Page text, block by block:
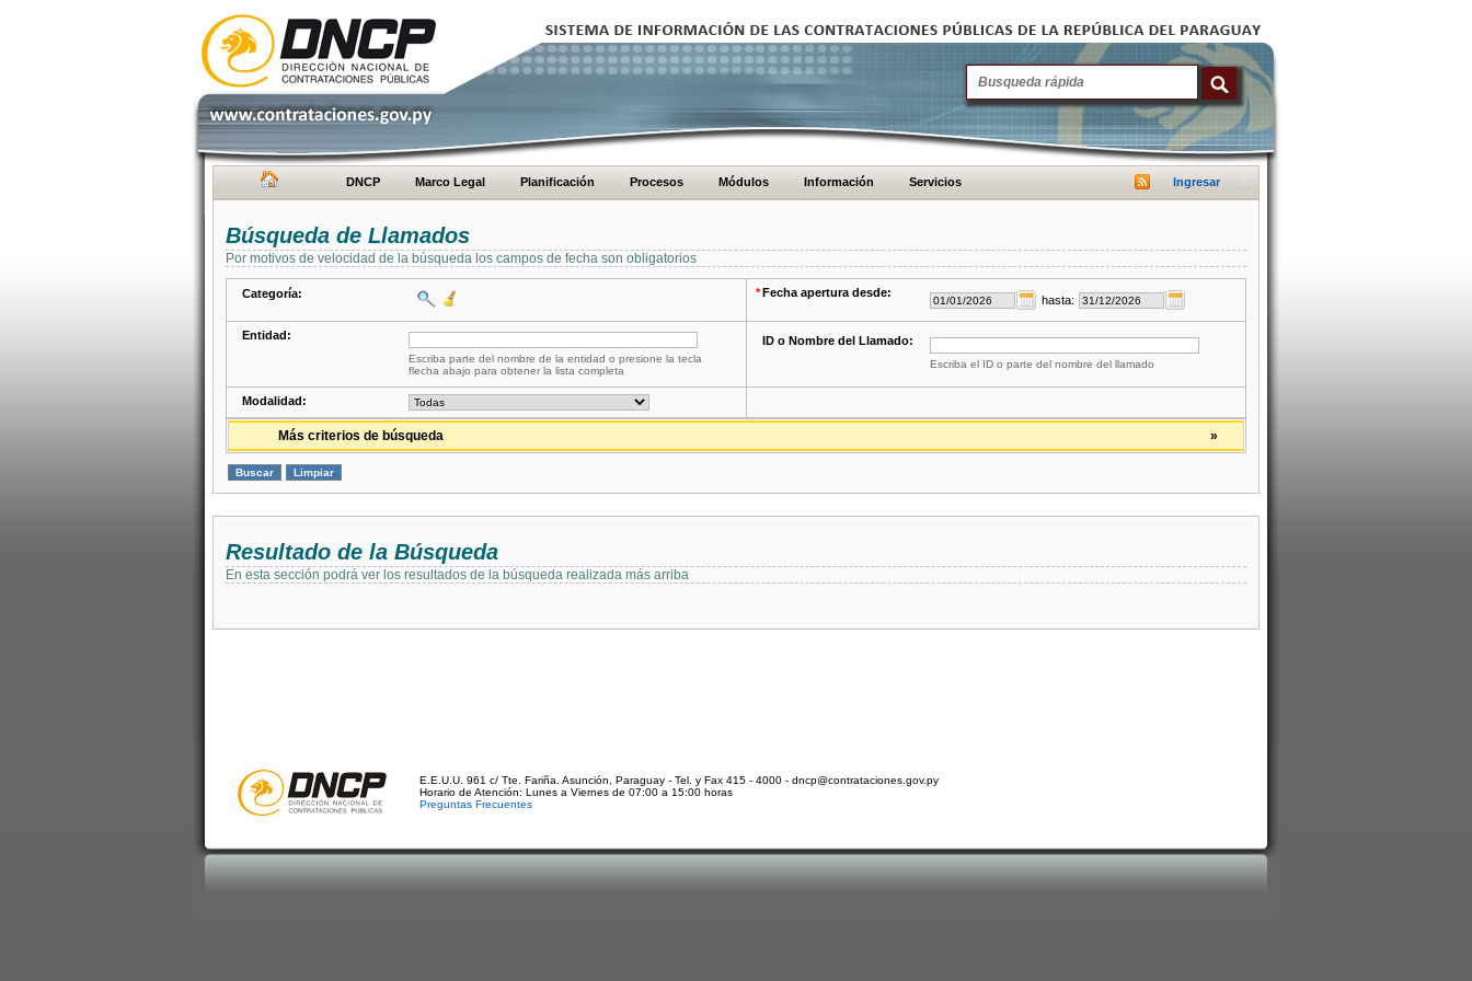
DNCP Marco Legal Planificación Procesos Módulos Información Servicios Ingresar
Búsqueda de Llamados
Por motivos de velocidad de la búsqueda los campos de fecha son obligatorios
Categoría: *Fecha apertura desde:
hasta:
Entidad:
Escriba parte del nombre de la entidad o presione la tecla
flecha abajo para obtener la lista completa
ID o Nombre del Llamado:
Escriba el ID o parte del nombre del llamado
Modalidad:
»
Más criterios de búsqueda
Resultado de la Búsqueda
En esta sección podrá ver los resultados de la búsqueda realizada más arriba
E.E.U.U. 961 c/ Tte. Fariña. Asunción, Paraguay - Tel. y Fax 415 - 4000 - dncp@contrataciones.gov.py
Horario de Atención: Lunes a Viernes de 07:00 a 15:00 horas
Preguntas Frecuentes